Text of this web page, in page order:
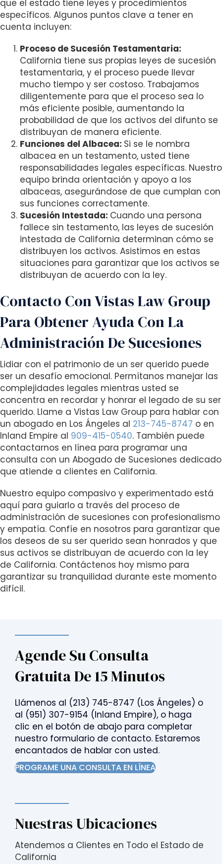
que el estado tiene leyes y procedimientos
específicos. Algunos puntos clave a tener en
cuenta incluyen:
Proceso de Sucesión Testamentaria:
California tiene sus propias leyes de sucesión
testamentaria, y el proceso puede llevar
mucho tiempo y ser costoso. Trabajamos
diligentemente para que el proceso sea lo
más eficiente posible, aumentando la
probabilidad de que los activos del difunto se
distribuyan de manera eficiente.
Funciones del Albacea: Si se le nombra
albacea en un testamento, usted tiene
responsabilidades legales específicas. Nuestro
equipo brinda orientación y apoyo a los
albaceas, asegurándose de que cumplan con
sus funciones correctamente.
Sucesión Intestada: Cuando una persona
fallece sin testamento, las leyes de sucesión
intestada de California determinan cómo se
distribuyen los activos. Asistimos en estas
situaciones para garantizar que los activos se
distribuyan de acuerdo con la ley.
Contacto Con Vistas Law Group
Para Obtener Ayuda Con La
Administración De Sucesiones
Lidiar con el patrimonio de un ser querido puede
ser un desafío emocional. Permítanos manejar las
complejidades legales mientras usted se
concentra en recordar y honrar el legado de su ser
querido. Llame a Vistas Law Group para hablar con
un abogado en Los Ángeles al 213-745-8747 o en
Inland Empire al 909-415-0540. También puede
contactarnos en línea para programar una
consulta con un Abogado de Sucesiones dedicado
que atiende a clientes en California.
Nuestro equipo compasivo y experimentado está
aquí para guiarlo a través del proceso de
administración de sucesiones con profesionalismo
y empatía. Confíe en nosotros para garantizar que
los deseos de su ser querido sean honrados y que
sus activos se distribuyan de acuerdo con la ley
de California. Contáctenos hoy mismo para
garantizar su tranquilidad durante este momento
difícil.
Agende Su Consulta
Gratuita De 15 Minutos
Llámenos al (213) 745-8747 (Los Ángeles) o
al (951) 307-9154 (Inland Empire), o haga
clic en el botón de abajo para completar
nuestro formulario de contacto. Estaremos
encantados de hablar con usted.
PROGRAME UNA CONSULTA EN LÍNEA
Nuestras Ubicaciones
Atendemos a Clientes en Todo el Estado de
California